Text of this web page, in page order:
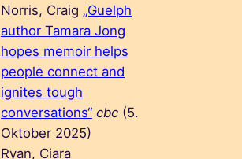
Norris, Craig „Guelph
author Tamara Jong
hopes memoir helps
people connect and
ignites tough
conversations“ cbc (5.
Oktober 2025)
Ryan, Ciara